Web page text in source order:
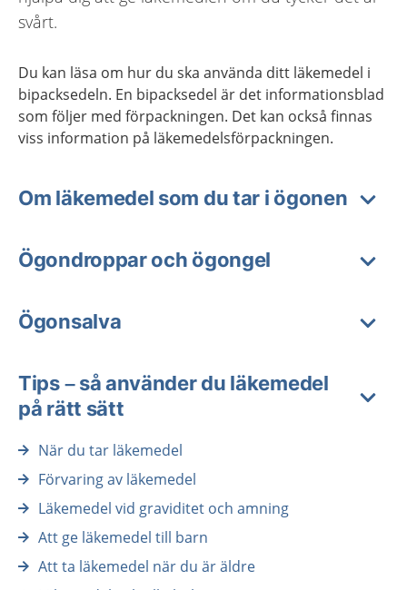
svårt.
Du kan läsa om hur du ska använda ditt läkemedel i
bipacksedeln. En bipacksedel är det informationsblad
som följer med förpackningen. Det kan också finnas
viss information på läkemedelsförpackningen.
Om läkemedel som du tar i ögonen
Ögondroppar och ögongel
Ögonsalva
Tips – så använder du läkemedel
på rätt sätt
När du tar läkemedel
Förvaring av läkemedel
Läkemedel vid graviditet och amning
Att ge läkemedel till barn
Att ta läkemedel när du är äldre